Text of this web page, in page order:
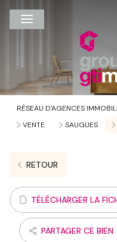
RÉSEAU D'AGENCES
VENTE
SAUGUES
RETOUR
TÉLÉCHARGER LA
PARTAGER CE BIEN